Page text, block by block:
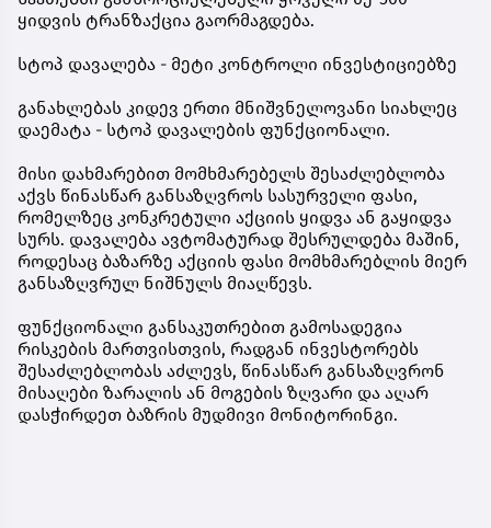
ყიდვის ტრანზაქცია გაორმაგდება.
სტოპ დავალება - მეტი კონტროლი ინვესტიციებზე
განახლებას კიდევ ერთი მნიშვნელოვანი სიახლეც
დაემატა - სტოპ დავალების ფუნქციონალი.
მისი დახმარებით მომხმარებელს შესაძლებლობა
აქვს წინასწარ განსაზღვროს სასურველი ფასი,
რომელზეც კონკრეტული აქციის ყიდვა ან გაყიდვა
სურს. დავალება ავტომატურად შესრულდება მაშინ,
როდესაც ბაზარზე აქციის ფასი მომხმარებლის მიერ
განსაზღვრულ ნიშნულს მიაღწევს.
ფუნქციონალი განსაკუთრებით გამოსადეგია
რისკების მართვისთვის, რადგან ინვესტორებს
შესაძლებლობას აძლევს, წინასწარ განსაზღვრონ
მისაღები ზარალის ან მოგების ზღვარი და აღარ
დასჭირდეთ ბაზრის მუდმივი მონიტორინგი.